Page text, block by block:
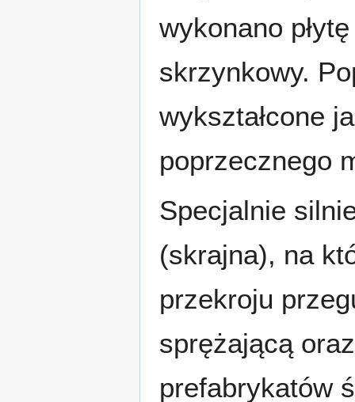
wykonano
skrzynkowy.
wykształcone
poprzecznego
Specjalnie
(skrajna), na
przekroju
sprężającą
prefabrykatów